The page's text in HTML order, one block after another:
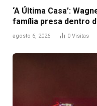
‘A Última Casa’:
família presa dentro
agosto 6, 2026 0 Visitas